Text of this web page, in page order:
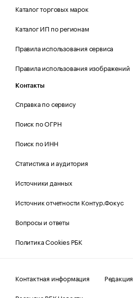
Каталог торговых марок
Каталог ИП по регионам
Правила использования сервиса
Правила использования изображений
Контакты
Справка по сервису
Поиск по ОГРН
Поиск по ИНН
Статистика и аудитория
Источники данных
Источник отчетности Контур.Фокус
Вопросы и ответы
Политика Cookies РБК
Контактная информация
Редакция